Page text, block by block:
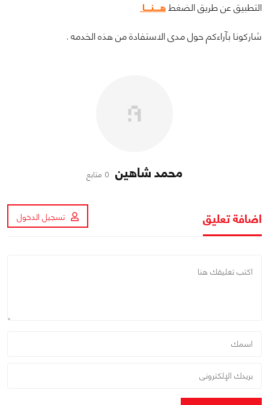
التطبيق عن طريق الضغطهـــــنـــــا
شاركونا بآراءكم حول مدى الاستفادة من هذه الخدمه .
محمد شاهين 0 متابع
اضافة تعليق تسجيل الدخول